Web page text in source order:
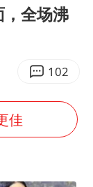
女孩摆摊卖菌子时收到北大通知书
全场沸
102
佳